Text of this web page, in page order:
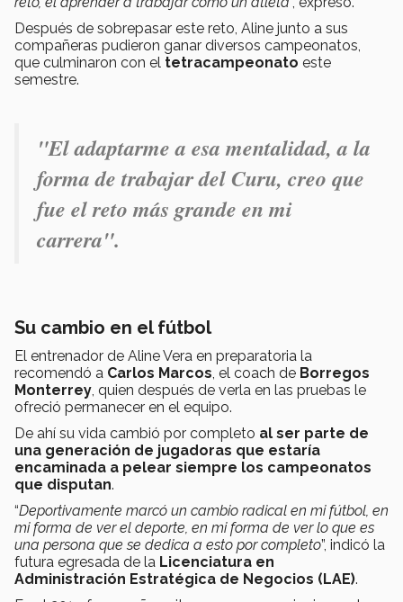
Después de sobrepasar este reto, Aline junto a sus
compañeras pudieron ganar diversos campeonatos,
que culminaron con el tetracampeonato este
semestre.
"El adaptarme a esa mentalidad, a la
forma de trabajar del Curu, creo que
fue el reto más grande en mi
carrera".
Su cambio en el fútbol
El entrenador de Aline Vera en preparatoria la
recomendó a Carlos Marcos, el coach de Borregos
Monterrey, quien después de verla en las pruebas le
ofreció permanecer en el equipo.
De ahí su vida cambió por completo al ser parte de
una generación de jugadoras que estaría
encaminada a pelear siempre los campeonatos
que disputan.
“Deportivamente marcó un cambio radical en mi fútbol, en
mi forma de ver el deporte, en mi forma de ver lo que es
una persona que se dedica a esto por completo”, indicó la
futura egresada de la Licenciatura en
Administración Estratégica de Negocios (LAE).